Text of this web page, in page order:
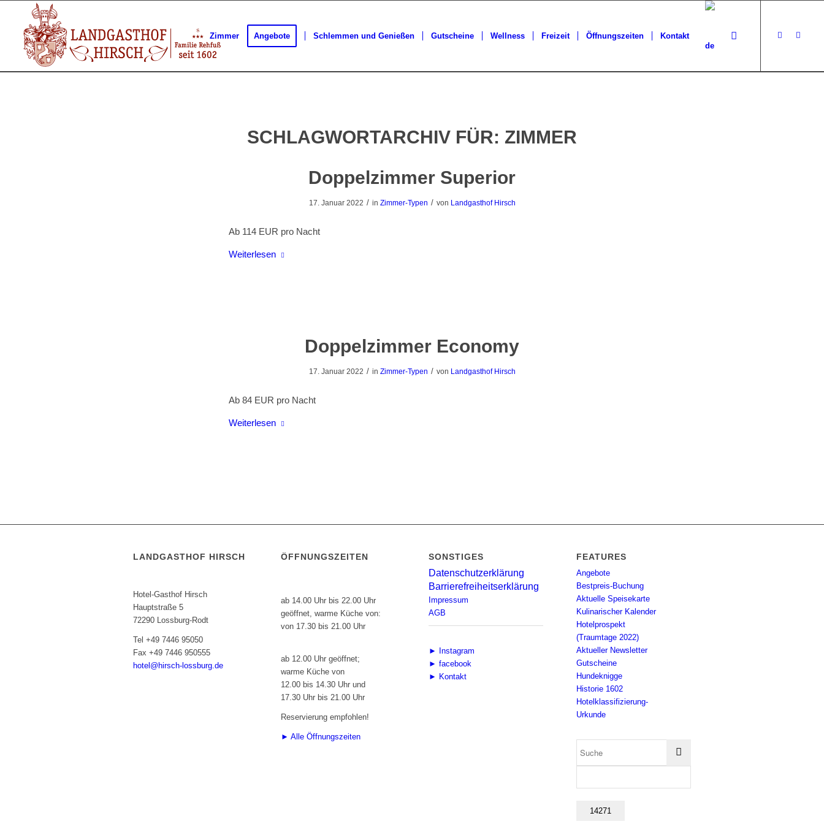
Zimmer Angebote Schlemmen und Genießen Gutscheine Wellness Freizeit Öffnungszeiten Kontakt
SCHLAGWORTARCHIV FÜR: ZIMMER
Doppelzimmer Superior
17. Januar 2022 / in Zimmer-Typen / von Landgasthof Hirsch
Ab 114 EUR pro Nacht
Weiterlesen
Doppelzimmer Economy
17. Januar 2022 / in Zimmer-Typen / von Landgasthof Hirsch
Ab 84 EUR pro Nacht
Weiterlesen
LANDGASTHOF HIRSCH
Hotel-Gasthof Hirsch
Hauptstraße 5
72290 Lossburg-Rodt
Tel +49 7446 95050
Fax +49 7446 950555
hotel@hirsch-lossburg.de
ÖFFNUNGSZEITEN
ab 14.00 Uhr bis 22.00 Uhr
geöffnet, warme Küche von:
von 17.30 bis 21.00 Uhr
ab 12.00 Uhr geöffnet;
warme Küche von
12.00 bis 14.30 Uhr und
17.30 Uhr bis 21.00 Uhr
Reservierung empfohlen!
► Alle Öffnungszeiten
SONSTIGES
Datenschutzerklärung
Barrierefreiheitserklärung
Impressum
AGB
► Instagram
► facebook
► Kontakt
FEATURES
Angebote
Bestpreis-Buchung
Aktuelle Speisekarte
Kulinarischer Kalender
Hotelprospekt
(Traumtage 2022)
Aktueller Newsletter
Gutscheine
Hundeknigge
Historie 1602
Hotelklassifizierung-
Urkunde